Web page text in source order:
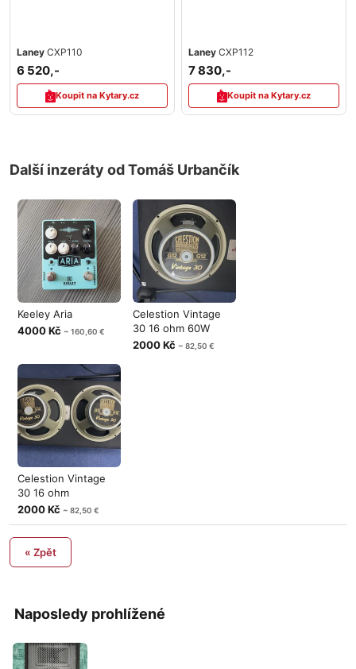
Naposledy prohlížené
Laney CXP110
6 520,-
Koupit na Kytary.cz
Laney CXP112
7 830,-
Koupit na Kytary.cz
Další inzeráty od Tomáš Urbančík
Keeley Aria
4000 Kč ~ 160,60 €
Celestion Vintage
30 16 ohm 60W
2000 Kč ~ 82,50 €
Celestion Vintage
30 16 ohm
2000 Kč ~ 82,50 €
« Zpět